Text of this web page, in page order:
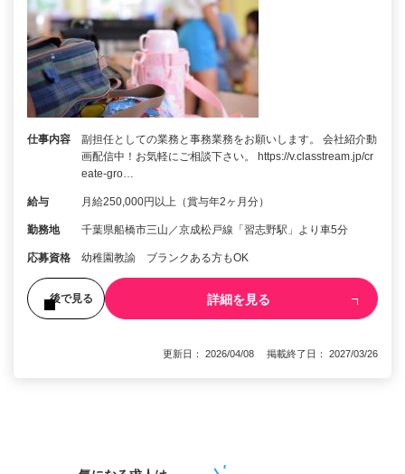
仕事内容
副担任としての業務と事務業務をお願いします。 会社紹介動
画配信中！お気軽にご相談下さい。 https://v.classtream.jp/cr
eate-gro…
給与 月給250,000円以上（賞与年2ヶ月分）
勤務地 千葉県船橋市三山／京成松戸線「習志野駅」より車5分
応募資格 幼稚園教諭 ブランクある方もOK
後で見る 詳細を見る
更新日： 2026/04/08 掲載終了日： 2027/03/26